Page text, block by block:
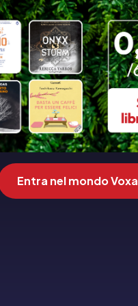
Entra nel mondo Voxa